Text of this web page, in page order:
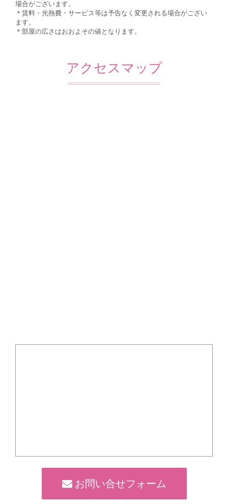
場合がございます。
＊賃料・光熱費・サービス等は予告なく変更される場合がござい
ます。
＊部屋の広さはおおよその値となります。
アクセスマップ
お問い合せフォーム